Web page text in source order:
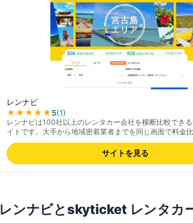
レンナビ
★★★★★5(1)
レンナビは100社以上のレンタカー会社を横断比較でき
イトです。大手から地域密着業者までを同じ画面で料金
前までの予約に対応します。検索結果に表示される料金
償が含まれているケースが多いため、補償内容と総額は
確認ください。最新の取り扱い業者・料金は公式サイトで
い。対応エリアは全国47都道府県で、特定地域だけで営
サイトを見る
レンナビとskyticket レンタカ